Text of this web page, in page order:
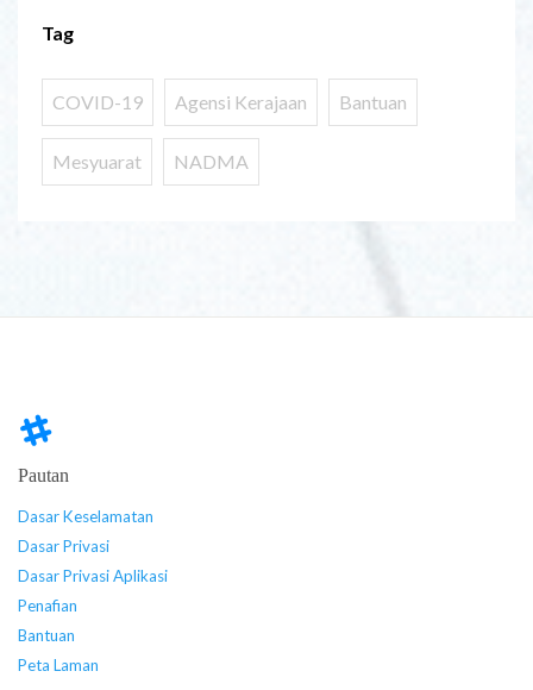
Tag
COVID-19 Agensi Kerajaan Bantuan
Mesyuarat NADMA
Pautan
Dasar Keselamatan
Dasar Privasi
Dasar Privasi Aplikasi
Penafian
Bantuan
Peta Laman